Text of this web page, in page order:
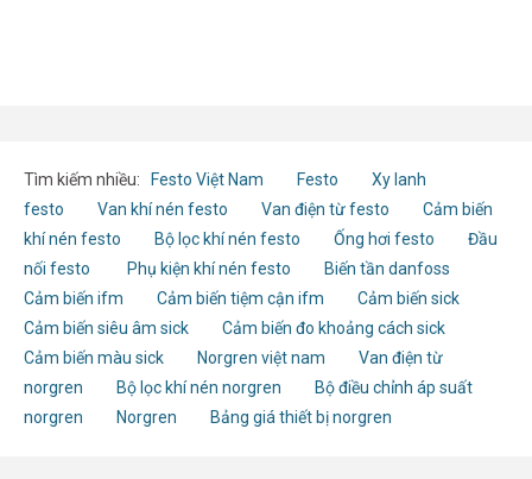
Tìm kiếm nhiều: Festo Việt Nam Festo
Xy lanh
festo
Van khí nén festo Van điện từ festo
Cảm biến
khí nén festo
Bộ lọc khí nén festo Ống hơi festo
Đầu
nối festo
Phụ kiện khí nén festo
Biến tần danfoss
Cảm biến ifm
Cảm biến tiệm cận ifm
Cảm biến sick
Cảm biến siêu âm sick
Cảm biến đo khoảng cách sick
Cảm biến màu sick
Norgren việt nam
Van điện từ
norgren
Bộ lọc khí nén norgren
Bộ điều chỉnh áp suất
norgren
Norgren Bảng giá thiết bị norgren